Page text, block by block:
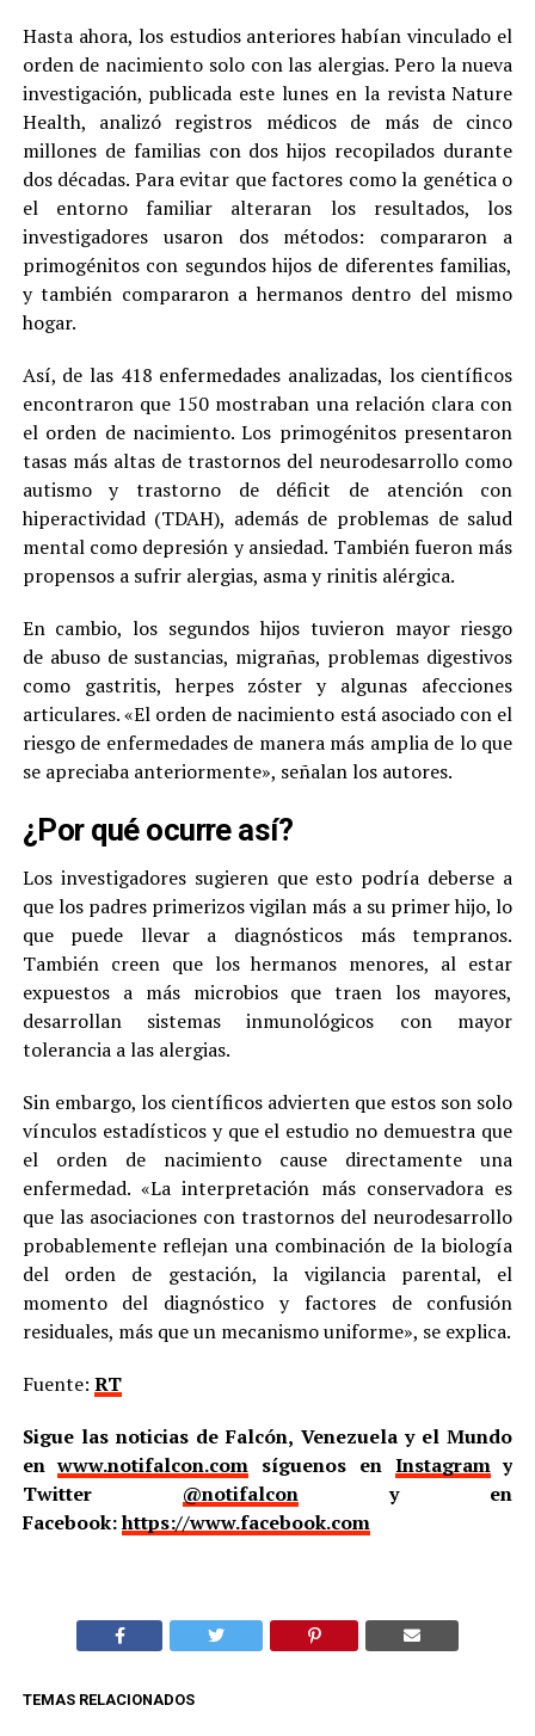
Hasta ahora, los estudios anteriores habían vinculado el
orden de nacimiento solo con las alergias. Pero la nueva
investigación, publicada este lunes en la revista Nature
Health, analizó registros médicos de más de cinco
millones de familias con dos hijos recopilados durante
dos décadas. Para evitar que factores como la genética o
el entorno familiar alteraran los resultados, los
investigadores usaron dos métodos: compararon a
primogénitos con segundos hijos de diferentes familias,
y también compararon a hermanos dentro del mismo
hogar.
Así, de las 418 enfermedades analizadas, los científicos
encontraron que 150 mostraban una relación clara con
el orden de nacimiento. Los primogénitos presentaron
tasas más altas de trastornos del neurodesarrollo como
autismo y trastorno de déficit de atención con
hiperactividad (TDAH), además de problemas de salud
mental como depresión y ansiedad. También fueron más
propensos a sufrir alergias, asma y rinitis alérgica.
En cambio, los segundos hijos tuvieron mayor riesgo
de abuso de sustancias, migrañas, problemas digestivos
como gastritis, herpes zóster y algunas afecciones
articulares. «El orden de nacimiento está asociado con el
riesgo de enfermedades de manera más amplia de lo que
se apreciaba anteriormente», señalan los autores.
¿Por qué ocurre así?
Los investigadores sugieren que esto podría deberse a
que los padres primerizos vigilan más a su primer hijo, lo
que puede llevar a diagnósticos más tempranos.
También creen que los hermanos menores, al estar
expuestos a más microbios que traen los mayores,
desarrollan sistemas inmunológicos con mayor
tolerancia a las alergias.
Sin embargo, los científicos advierten que estos son solo
vínculos estadísticos y que el estudio no demuestra que
el orden de nacimiento cause directamente una
enfermedad. «La interpretación más conservadora es
que las asociaciones con trastornos del neurodesarrollo
probablemente reflejan una combinación de la biología
del orden de gestación, la vigilancia parental, el
momento del diagnóstico y factores de confusión
residuales, más que un mecanismo uniforme», se explica.
Fuente: RT
Sigue las noticias de Falcón, Venezuela y el Mundo
enwww.notifalcon.com síguenos en Instagramy
Twitter @notifalcony en
Facebook:https://www.facebook.com
TEMAS RELACIONADOS